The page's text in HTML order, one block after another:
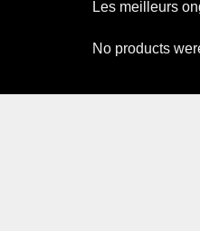
Les meilleurs
No products